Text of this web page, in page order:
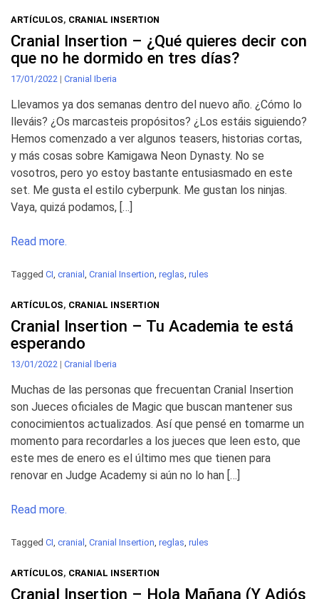
ARTÍCULOS, CRANIAL INSERTION
Cranial Insertion – ¿Qué quieres decir con
que no he dormido en tres días?
17/01/2022 | Cranial Iberia
Llevamos ya dos semanas dentro del nuevo año. ¿Cómo lo
lleváis? ¿Os marcasteis propósitos? ¿Los estáis siguiendo?
Hemos comenzado a ver algunos teasers, historias cortas,
y más cosas sobre Kamigawa Neon Dynasty. No se
vosotros, pero yo estoy bastante entusiasmado en este
set. Me gusta el estilo cyberpunk. Me gustan los ninjas.
Vaya, quizá podamos, […]
Read more.
Tagged CI, cranial , Cranial Insertion, reglas, rules
ARTÍCULOS, CRANIAL INSERTION
Cranial Insertion – Tu Academia te está
esperando
13/01/2022 | Cranial Iberia
Muchas de las personas que frecuentan Cranial Insertion
son Jueces oficiales de Magic que buscan mantener sus
conocimientos actualizados. Así que pensé en tomarme un
momento para recordarles a los jueces que leen esto, que
este mes de enero es el último mes que tienen para
renovar en Judge Academy si aún no lo han […]
Read more.
Tagged CI, cranial , Cranial Insertion, reglas, rules
ARTÍCULOS, CRANIAL INSERTION
Cranial Insertion – Hola Mañana (Y Adiós